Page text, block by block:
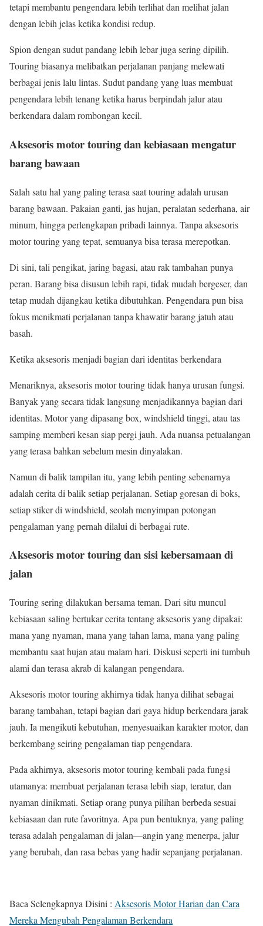
tetapi membantu pengendara lebih terlihat dan melihat jalan
dengan lebih jelas ketika kondisi redup.
Spion dengan sudut pandang lebih lebar juga sering dipilih.
Touring biasanya melibatkan perjalanan panjang melewati
berbagai jenis lalu lintas. Sudut pandang yang luas membuat
pengendara lebih tenang ketika harus berpindah jalur atau
berkendara dalam rombongan kecil.
Aksesoris motor touring dan kebiasaan mengatur
barang bawaan
Salah satu hal yang paling terasa saat touring adalah urusan
barang bawaan. Pakaian ganti, jas hujan, peralatan sederhana, air
minum, hingga perlengkapan pribadi lainnya. Tanpa aksesoris
motor touring yang tepat, semuanya bisa terasa merepotkan.
Di sini, tali pengikat, jaring bagasi, atau rak tambahan punya
peran. Barang bisa disusun lebih rapi, tidak mudah bergeser, dan
tetap mudah dijangkau ketika dibutuhkan. Pengendara pun bisa
fokus menikmati perjalanan tanpa khawatir barang jatuh atau
basah.
Ketika aksesoris menjadi bagian dari identitas berkendara
Menariknya, aksesoris motor touring tidak hanya urusan fungsi.
Banyak yang secara tidak langsung menjadikannya bagian dari
identitas. Motor yang dipasang box, windshield tinggi, atau tas
samping memberi kesan siap pergi jauh. Ada nuansa petualangan
yang terasa bahkan sebelum mesin dinyalakan.
Namun di balik tampilan itu, yang lebih penting sebenarnya
adalah cerita di balik setiap perjalanan. Setiap goresan di boks,
setiap stiker di windshield, seolah menyimpan potongan
pengalaman yang pernah dilalui di berbagai rute.
Aksesoris motor touring dan sisi kebersamaan di
jalan
Touring sering dilakukan bersama teman. Dari situ muncul
kebiasaan saling bertukar cerita tentang aksesoris yang dipakai:
mana yang nyaman, mana yang tahan lama, mana yang paling
membantu saat hujan atau malam hari. Diskusi seperti ini tumbuh
alami dan terasa akrab di kalangan pengendara.
Aksesoris motor touring akhirnya tidak hanya dilihat sebagai
barang tambahan, tetapi bagian dari gaya hidup berkendara jarak
jauh. Ia mengikuti kebutuhan, menyesuaikan karakter motor, dan
berkembang seiring pengalaman tiap pengendara.
Pada akhirnya, aksesoris motor touring kembali pada fungsi
utamanya: membuat perjalanan terasa lebih siap, teratur, dan
nyaman dinikmati. Setiap orang punya pilihan berbeda sesuai
kebiasaan dan rute favoritnya. Apa pun bentuknya, yang paling
terasa adalah pengalaman di jalan—angin yang menerpa, jalur
yang berubah, dan rasa bebas yang hadir sepanjang perjalanan.
Baca Selengkapnya Disini : Aksesoris Motor Harian dan Cara
Mereka Mengubah Pengalaman Berkendara